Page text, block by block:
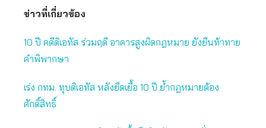
ข่าวที่เกี่ยวข้อง
10 ปี คดีดิเอทัส ร่วมฤดี อาคารสูงผิดกฎหมาย ยังยืนท้าทาย
คำพิพากษา
เร่ง กทม. ทุบดิเอทัส หลังยืดเยื้อ 10 ปี ย้ำกฎหมายต้อง
ศักดิ์สิทธิ์